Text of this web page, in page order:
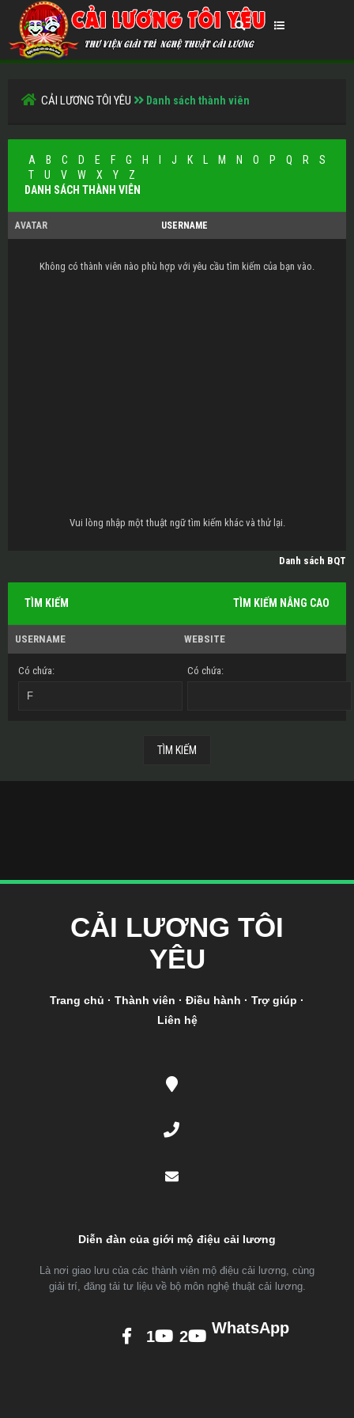
CẢI LƯƠNG TÔI YÊU Danh sách thành viên
A B C D E F G H J K M N O P Q R
S
T
U V W X Y
Z
DANH SÁCH THÀNH VIÊN
AVATAR USERNAME
Không có thành viên nào phù hợp với yêu cầu tìm kiếm của bạn vào.
Vui lòng nhập một thuật ngữ tìm kiếm khác và thử lại.
Danh sách BQT
TÌM KIẾM NÂNG CAO
TÌM KIẾM
USERNAME WEBSITE
Có chứa: Có chứa:
CẢI LƯƠNG TÔI
YÊU
Trang chủ · Thành viên · Điều hành · Trợ giúp ·
Liên hệ
Diễn đàn của giới mộ điệu cải lương
Là nơi giao lưu của các thành viên mộ điệu cải lương, cùng
giải trí, đăng tải tư liệu về bộ môn nghệ thuật cải lương.
1 2 WhatsApp